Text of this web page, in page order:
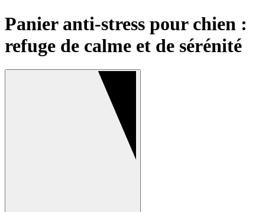
Panier anti-stress pour chien :
refuge de calme et de sérénité